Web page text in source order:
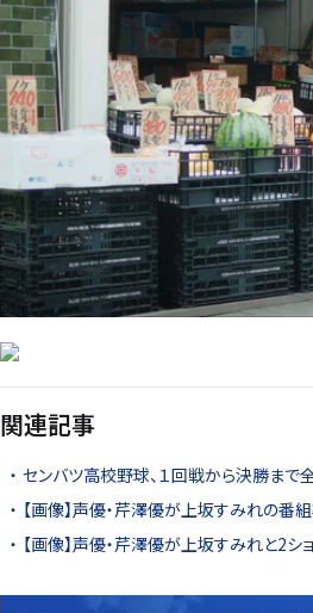
関連記事
センバツ高校野球、１回戦から決勝まで
【画像】声優・芹澤優が上坂すみれの番
【画像】声優・芹澤優が上坂すみれと2シ